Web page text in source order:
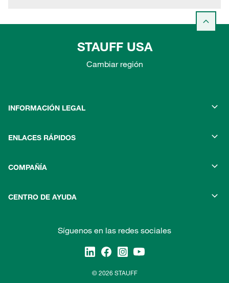
STAUFF USA
Cambiar región
INFORMACIÓN LEGAL
ENLACES RÁPIDOS
COMPAÑÍA
CENTRO DE AYUDA
Síguenos en las redes sociales
© 2026 STAUFF